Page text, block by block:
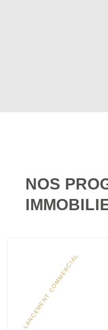
NOS
LANCEMENT COMMERCIAL